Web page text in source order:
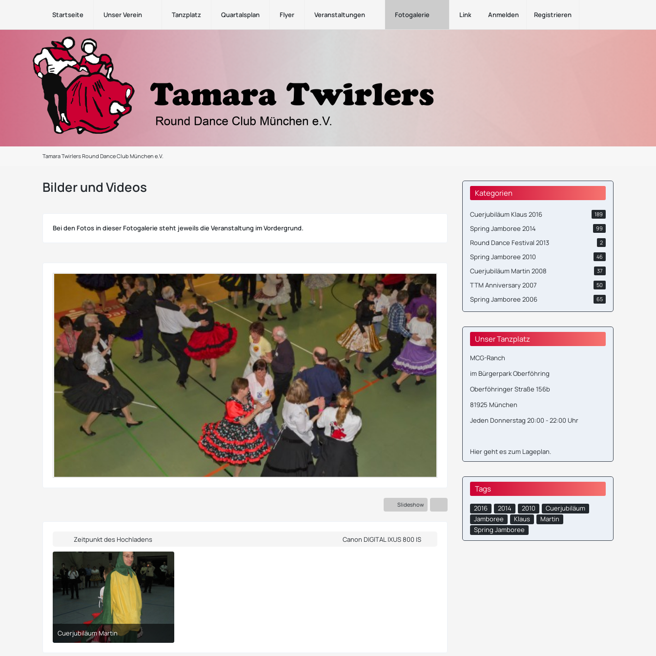
Startseite Unser Verein Tanzplatz Quartalsplan Flyer Veranstaltungen Fotogalerie Links Anmelden Registrieren
Tamara Twirlers Round Dance Club München e.V.
Bilder und Videos
Bei den Fotos in dieser Fotogalerie steht jeweils die Veranstaltung im Vordergrund.
Slideshow
Zeitpunkt des Hochladens Canon DIGITAL IXUS 800 IS
Cuerjubiläum Martin
30. März 2017 um 21:10
Kategorien
Cuerjubiläum Klaus 2016 189
Spring Jamboree 2014 99
Round Dance Festival 2013 2
Spring Jamboree 2010 46
Cuerjubiläum Martin 2008 37
TTM Anniversary 2007 50
Spring Jamboree 2006 65
Unser Tanzplatz
MCG-Ranch
im Bürgerpark Oberföhring
Oberföhringer Straße 156b
81925 München
Jeden Donnerstag 20:00 - 22:00 Uhr
Hier geht es zum Lageplan.
Tags
2016 2014 2010
Cuerjubiläum
Jamboree
Klaus
Martin
Spring Jamboree